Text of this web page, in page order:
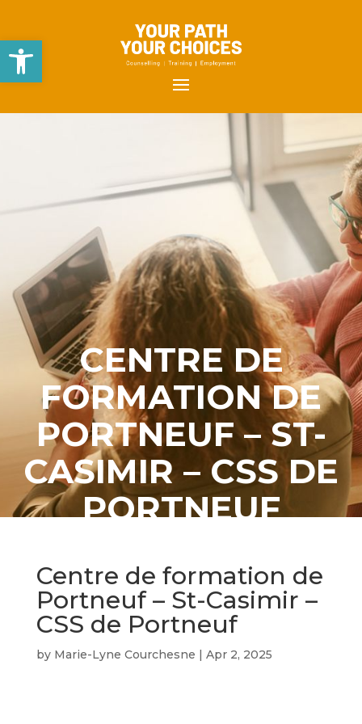
Open toolbar
CENTRE DE
FORMATION DE
PORTNEUF – ST-
CASIMIR – CSS DE
PORTNEUF
Centre de formation de
Portneuf – St-Casimir –
CSS de Portneuf
by Marie-Lyne Courchesne Apr 2, 2025